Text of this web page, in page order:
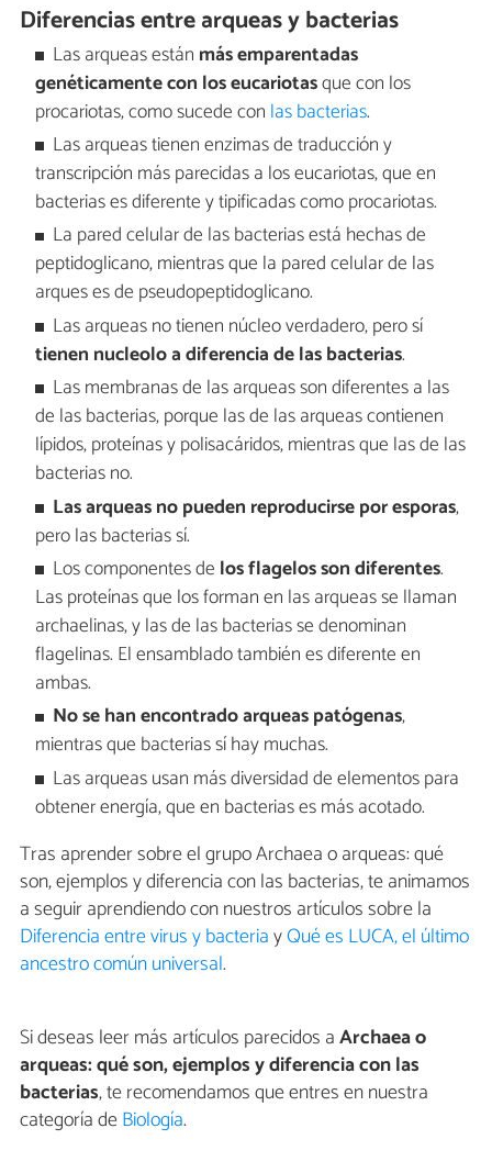
Diferencias entre arqueas y bacterias
Las arqueas están más emparentadas
genéticamente con los eucariotasque con los
procariotas, como sucede con las bacterias.
Las arqueas tienen enzimas de traducción y
transcripción más parecidas a los eucariotas, que en
bacterias es diferente y tipificadas como procariotas.
La pared celular de las bacterias está hechas de
peptidoglicano, mientras que la pared celular de las
arques es de pseudopeptidoglicano.
Las arqueas no tienen núcleo verdadero, pero sí
tienen nucleolo a diferencia de las bacterias.
Las membranas de las arqueas son diferentes a las
de las bacterias, porque las de las arqueas contienen
lípidos, proteínas y polisacáridos, mientras que las de las
bacterias no.
Las arqueas no pueden reproducirse por esporas,
pero las bacterias sí.
Los componentes de los flagelos son diferentes.
Las proteínas que los forman en las arqueas se llaman
archaelinas, y las de las bacterias se denominan
flagelinas. El ensamblado también es diferente en
ambas.
No se han encontrado arqueas patógenas,
mientras que bacterias sí hay muchas.
Las arqueas usan más diversidad de elementos para
obtener energía, que en bacterias es más acotado.
Tras aprender sobre el grupo Archaea o arqueas: qué
son, ejemplos y diferencia con las bacterias, te animamos
a seguir aprendiendo con nuestros artículos sobre la
Diferencia entre virus y bacteriayQué es LUCA, el último
ancestro común universal.
Si deseas leer más artículos parecidos aArchaea o
arqueas: qué son, ejemplos y diferencia con las
bacterias, te recomendamos que entres en nuestra
categoría deBiología.